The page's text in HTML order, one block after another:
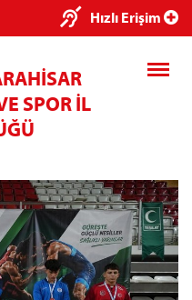
Hızlı Erişim
SPOR İL
×
Kredi/Yurt
İşlemleri